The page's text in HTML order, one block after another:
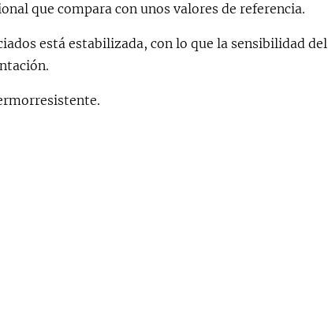
que compara con unos valores de referencia.
está estabilizada, con lo que la sensibilidad del